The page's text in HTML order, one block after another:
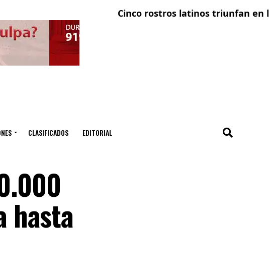
Cinco rostros latinos triunfan en laEl
CLASIFICADOS EDITORIAL
hasta